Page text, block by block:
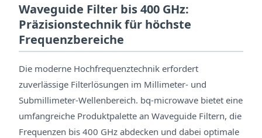
Waveguide Filter bis 400 GHz:
Präzisionstechnik für höchste
Frequenzbereiche
Die moderne Hochfrequenztechnik erfordert
zuverlässige Filterlösungen im Millimeter- und
Submillimeter-Wellenbereich. bq-microwave bietet eine
umfangreiche Produktpalette an Waveguide Filtern, die
Frequenzen bis 400 GHz abdecken und dabei optimale